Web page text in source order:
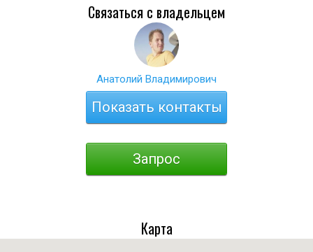
Связаться с владельцем
Анатолий Владимирович
Показать контакты
Запрос
Карта